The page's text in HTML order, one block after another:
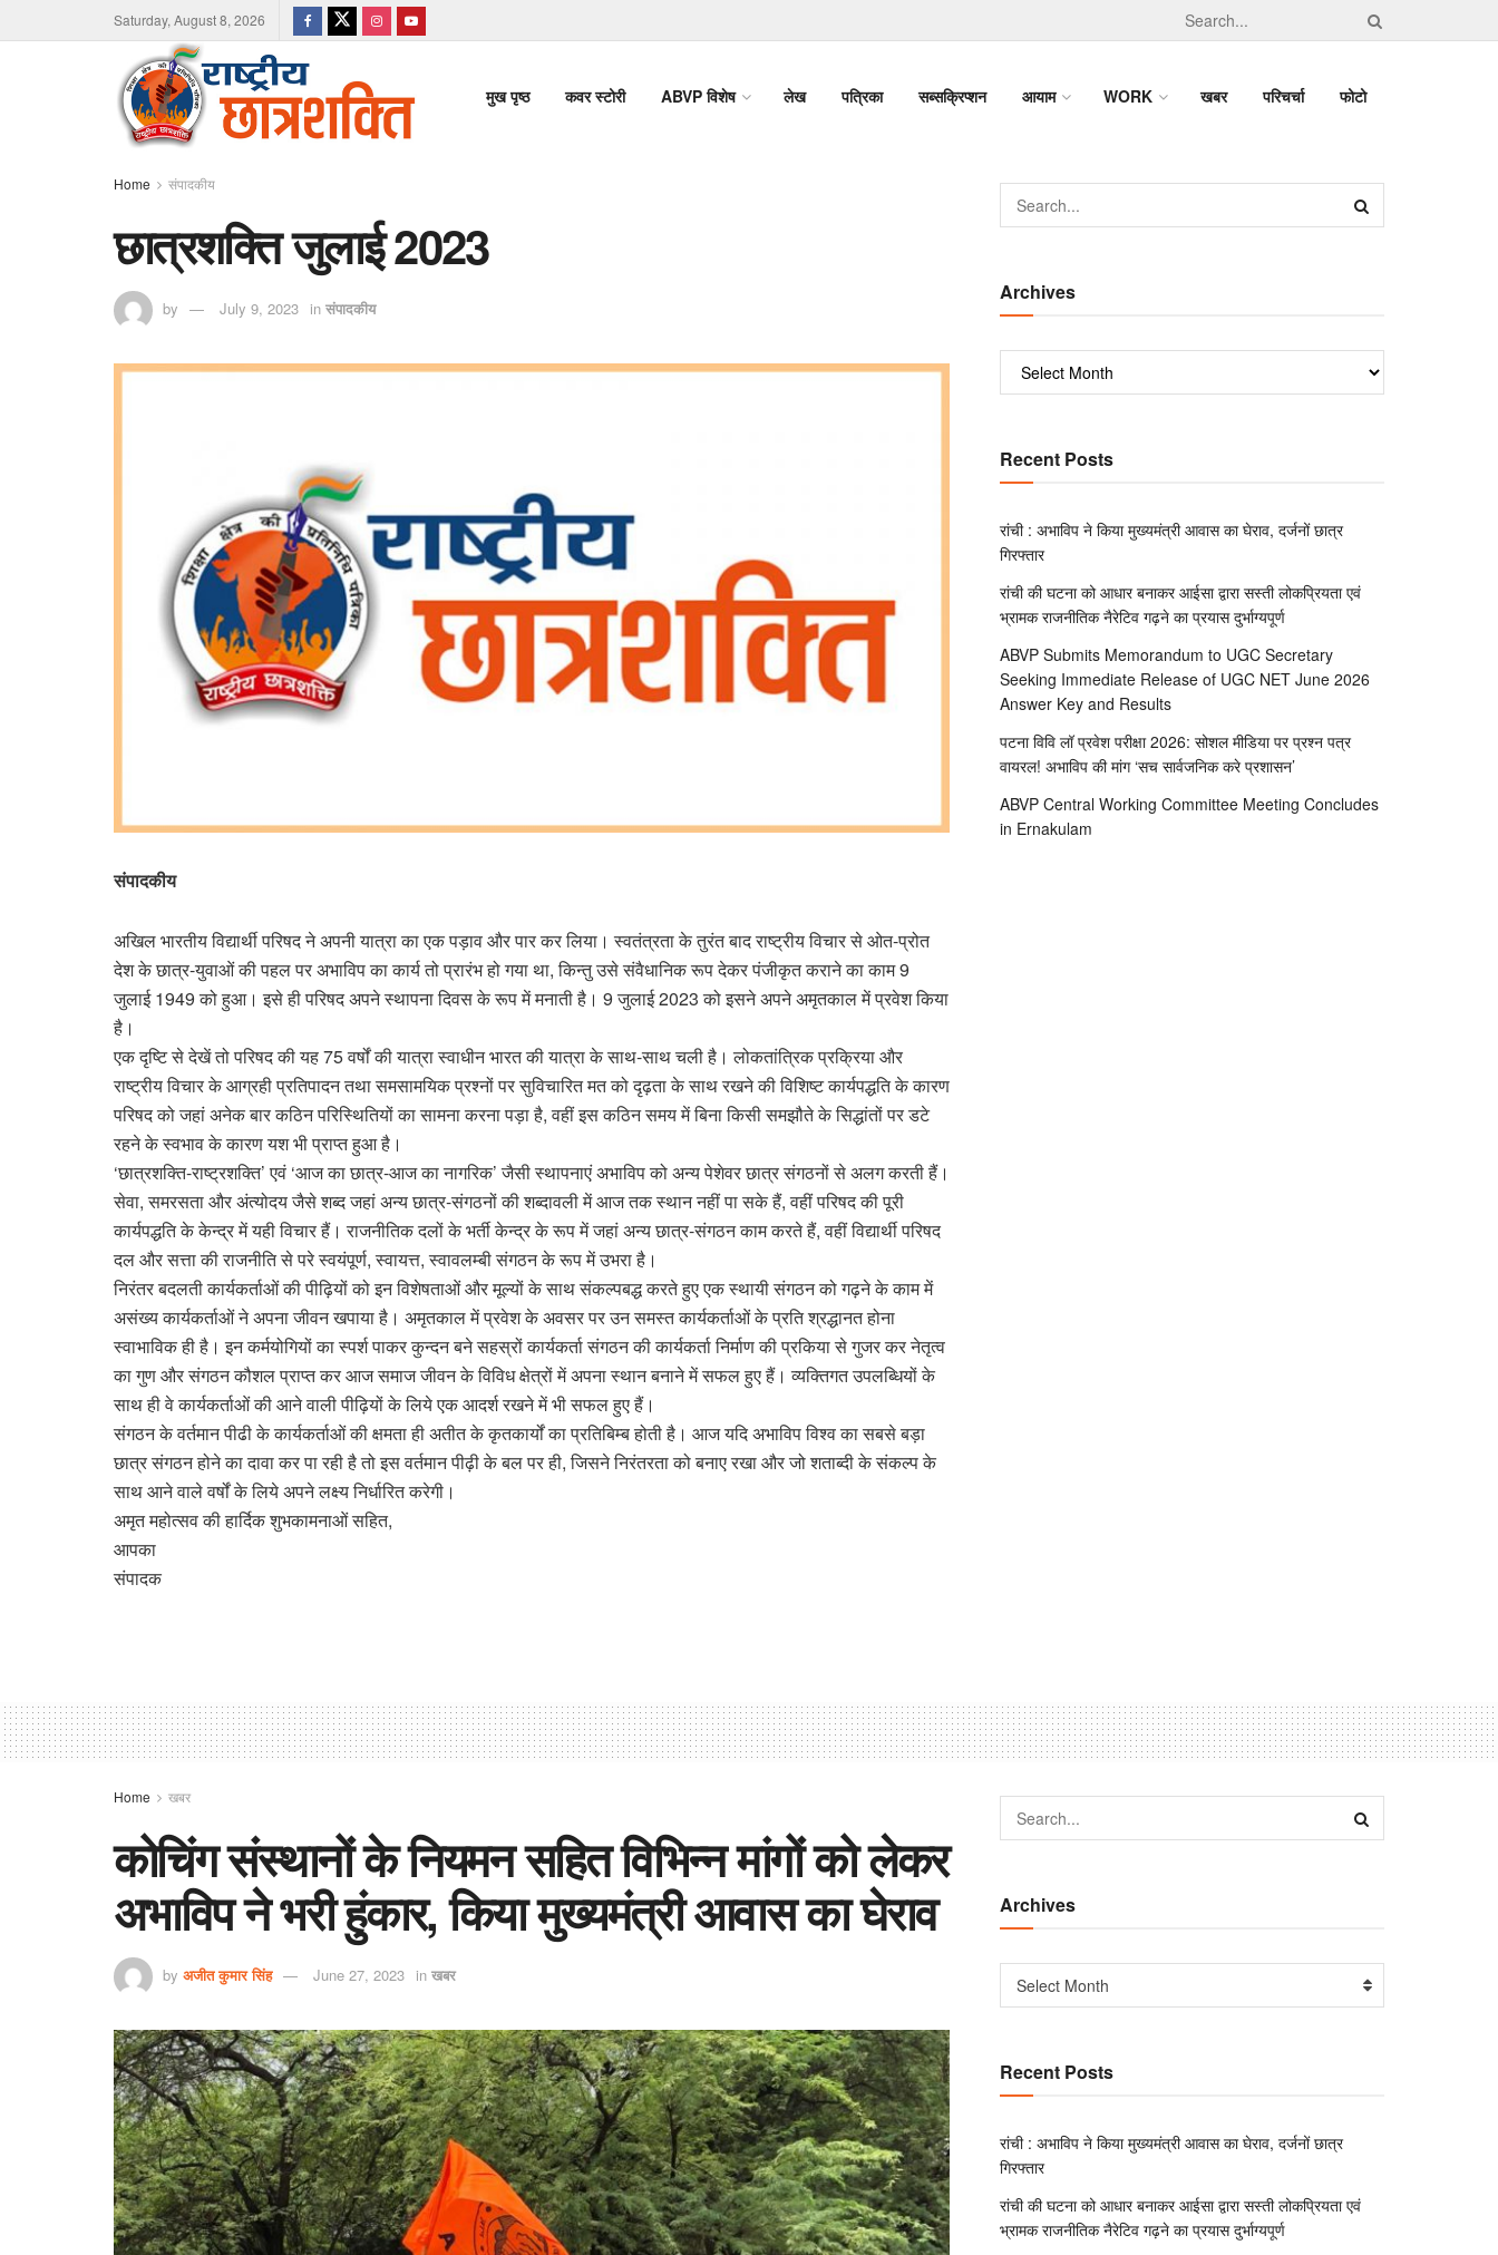
Saturday, August 8, 2026
मुख पृष्ठ कवर स्टोरी ABVP विशेष लेख पत्रिका सब्सक्रिप्शन आयाम WORK खबर परिचर्चा फोटो
Home संपादकीय
छात्रशक्ति जुलाई 2023
by July 9, 2023 in संपादकीय
संपादकीय
अखिल भारतीय विद्यार्थी परिषद ने अपनी यात्रा का एक पड़ाव और पार कर लिया। स्वतंत्रता के तुरंत बाद राष्ट्रीय विचार से ओत-प्रोत
देश के छात्र-युवाओं की पहल पर अभाविप का कार्य तो प्रारंभ हो गया था, किन्तु उसे संवैधानिक रूप देकर पंजीकृत कराने का काम 9
जुलाई 1949 को हुआ। इसे ही परिषद अपने स्थापना दिवस के रूप में मनाती है। 9 जुलाई 2023 को इसने अपने अमृतकाल में प्रवेश किया
है।
एक दृष्टि से देखें तो परिषद की यह 75 वर्षों की यात्रा स्वाधीन भारत की यात्रा के साथ-साथ चली है। लोकतांत्रिक प्रक्रिया और
राष्ट्रीय विचार के आग्रही प्रतिपादन तथा समसामयिक प्रश्नों पर सुविचारित मत को दृढ़ता के साथ रखने की विशिष्ट कार्यपद्धति के कारण
परिषद को जहां अनेक बार कठिन परिस्थितियों का सामना करना पड़ा है, वहीं इस कठिन समय में बिना किसी समझौते के सिद्धांतों पर डटे
रहने के स्वभाव के कारण यश भी प्राप्त हुआ है।
‘छात्रशक्ति-राष्ट्रशक्ति’ एवं ‘आज का छात्र-आज का नागरिक’ जैसी स्थापनाएं अभाविप को अन्य पेशेवर छात्र संगठनों से अलग करती हैं।
सेवा, समरसता और अंत्योदय जैसे शब्द जहां अन्य छात्र-संगठनों की शब्दावली में आज तक स्थान नहीं पा सके हैं, वहीं परिषद की पूरी
कार्यपद्धति के केन्द्र में यही विचार हैं। राजनीतिक दलों के भर्ती केन्द्र के रूप में जहां अन्य छात्र-संगठन काम करते हैं, वहीं विद्यार्थी परिषद
दल और सत्ता की राजनीति से परे स्वयंपूर्ण, स्वायत्त, स्वावलम्बी संगठन के रूप में उभरा है।
निरंतर बदलती कार्यकर्ताओं की पीढ़ियों को इन विशेषताओं और मूल्यों के साथ संकल्पबद्ध करते हुए एक स्थायी संगठन को गढ़ने के काम में
असंख्य कार्यकर्ताओं ने अपना जीवन खपाया है। अमृतकाल में प्रवेश के अवसर पर उन समस्त कार्यकर्ताओं के प्रति श्रद्धानत होना
स्वाभाविक ही है। इन कर्मयोगियों का स्पर्श पाकर कुन्दन बने सहस्रों कार्यकर्ता संगठन की कार्यकर्ता निर्माण की प्रकिया से गुजर कर नेतृत्व
का गुण और संगठन कौशल प्राप्त कर आज समाज जीवन के विविध क्षेत्रों में अपना स्थान बनाने में सफल हुए हैं। व्यक्तिगत उपलब्धियों के
साथ ही वे कार्यकर्ताओं की आने वाली पीढ़ियों के लिये एक आदर्श रखने में भी सफल हुए हैं।
संगठन के वर्तमान पीढी के कार्यकर्ताओं की क्षमता ही अतीत के कृतकार्यों का प्रतिबिम्ब होती है। आज यदि अभाविप विश्व का सबसे बड़ा
छात्र संगठन होने का दावा कर पा रही है तो इस वर्तमान पीढ़ी के बल पर ही, जिसने निरंतरता को बनाए रखा और जो शताब्दी के संकल्प के
साथ आने वाले वर्षों के लिये अपने लक्ष्य निर्धारित करेगी।
अमृत महोत्सव की हार्दिक शुभकामनाओं सहित,
आपका
संपादक
Archives
Recent Posts
रांची : अभाविप ने किया मुख्यमंत्री आवास का घेराव, दर्जनों छात्र
गिरफ्तार
रांची की घटना को आधार बनाकर आईसा द्वारा सस्ती लोकप्रियता एवं
भ्रामक राजनीतिक नैरेटिव गढ़ने का प्रयास दुर्भाग्यपूर्ण
ABVP Submits Memorandum to UGC Secretary
Seeking Immediate Release of UGC NET June 2026
Answer Key and Results
पटना विवि लॉ प्रवेश परीक्षा 2026: सोशल मीडिया पर प्रश्न पत्र
वायरल! अभाविप की मांग ‘सच सार्वजनिक करे प्रशासन’
ABVP Central Working Committee Meeting Concludes
in Ernakulam
Home खबर
कोचिंग संस्थानों के नियमन सहित विभिन्न मांगों को लेकर
अभाविप ने भरी हुंकार, किया मुख्यमंत्री आवास का घेराव
by अजीत कुमार सिंह June 27, 2023 in खबर
Archives
Select Month
Recent Posts
रांची : अभाविप ने किया मुख्यमंत्री आवास का घेराव, दर्जनों छात्र
गिरफ्तार
रांची की घटना को आधार बनाकर आईसा द्वारा सस्ती लोकप्रियता एवं
भ्रामक राजनीतिक नैरेटिव गढ़ने का प्रयास दुर्भाग्यपूर्ण